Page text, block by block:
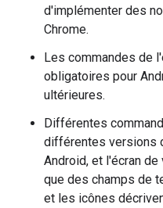
d'implémenter des
Chrome.
Les commandes de
obligatoires pour
ultérieures.
Différentes
différentes versions
Android, et l'écran
que des champs de
et les icônes